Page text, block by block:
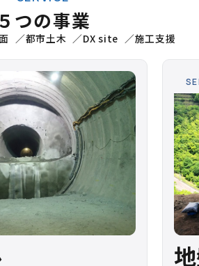
５つの事業
都市土木 DX site 施工支援